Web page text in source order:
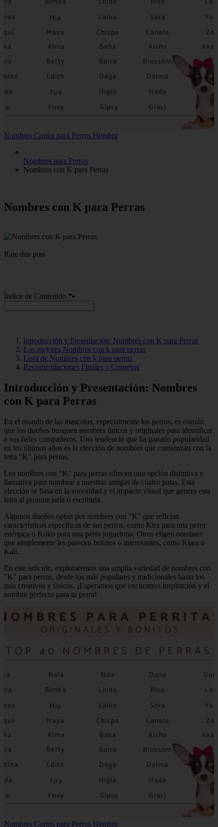
Nombres Cortos para Perros Hembra
Nombres para Perros
Nombres con K para Perras
Nombres con K para Perras
Rate this post
Índice de Contenido 🐾
Introducción y Presentación: Nombres con K para Perras
Los mejores Nombres con k para perras
Lista de Nombres con k para perras
Recomendaciones Finales y Consejos
Introducción y Presentación: Nombres
con K para Perras
En el mundo de las mascotas, especialmente los perros, es común
que los dueños busquen nombres únicos y originales para identificar
a sus fieles compañeros. Una tendencia que ha ganado popularidad
en los últimos años es la elección de nombres que comienzan con la
letra "K" para perras.
Los nombres con "K" para perras ofrecen una opción distintiva y
llamativa para nombrar a nuestras amigas de cuatro patas. Esta
elección se basa en la sonoridad y el impacto visual que genera esta
letra al pronunciarla o escribirla.
Algunos dueños optan por nombres con "K" que reflejan
características específicas de sus perros, como Kira para una perra
enérgica o Koko para una perra juguetona. Otros eligen nombres
que simplemente les parecen bonitos o interesantes, como Kiara o
Kali.
En este artículo, exploraremos una amplia variedad de nombres con
"K" para perras, desde los más populares y tradicionales hasta los
más creativos y únicos. ¡Esperamos que encuentres inspiración y el
nombre perfecto para tu perra!
Nombres Cortos para Perros Hembra